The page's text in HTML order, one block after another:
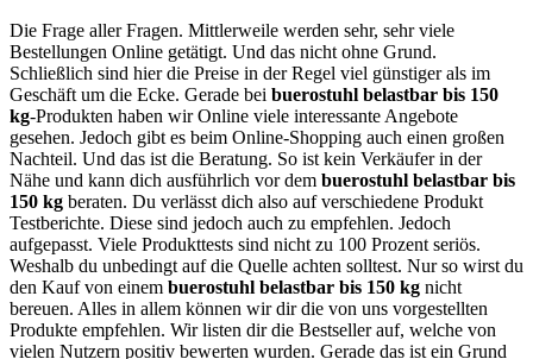
Die Frage aller Fragen. Mittlerweile werden sehr, sehr viele
Bestellungen Online getätigt. Und das nicht ohne Grund.
Schließlich sind hier die Preise in der Regel viel günstiger als im
Geschäft um die Ecke. Gerade bei buerostuhl belastbar bis 150
kg-Produkten haben wir Online viele interessante Angebote
gesehen. Jedoch gibt es beim Online-Shopping auch einen großen
Nachteil. Und das ist die Beratung. So ist kein Verkäufer in der
Nähe und kann dich ausführlich vor dem buerostuhl belastbar bis
150 kg beraten. Du verlässt dich also auf verschiedene Produkt
Testberichte. Diese sind jedoch auch zu empfehlen. Jedoch
aufgepasst. Viele Produkttests sind nicht zu 100 Prozent seriös.
Weshalb du unbedingt auf die Quelle achten solltest. Nur so wirst du
den Kauf von einem buerostuhl belastbar bis 150 kg nicht
bereuen. Alles in allem können wir dir die von uns vorgestellten
Produkte empfehlen. Wir listen dir die Bestseller auf, welche von
vielen Nutzern positiv bewerten wurden. Gerade das ist ein Grund